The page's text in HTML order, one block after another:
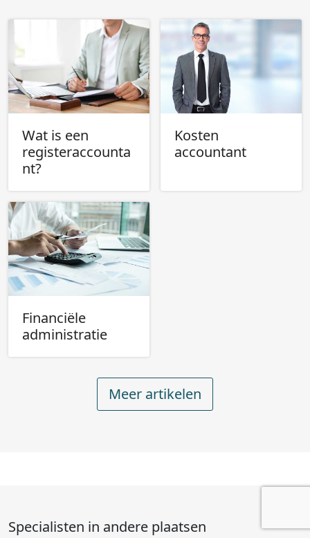
Wat is een
registeraccounta
nt?
Kosten
accountant
Financiële
administratie
Meer artikelen
Specialisten in andere plaatsen